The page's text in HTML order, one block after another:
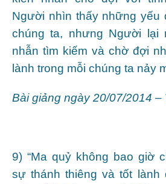
Người nhìn thấy những yếu
chúng ta, nhưng Người lại
nhẫn tìm kiếm và chờ đợi
lành trong mỗi chúng ta nảy
Bài giảng ngày 20/07/2014 –
9) “Ma quỷ không bao giờ
sự thánh thiêng và tốt lành